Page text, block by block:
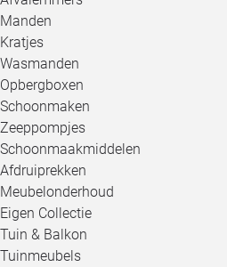
Manden
Kratjes
Wasmanden
Opbergboxen
Schoonmaken
Zeeppompjes
Schoonmaakmiddelen
Afdruiprekken
Meubelonderhoud
Eigen Collectie
Tuin & Balkon
Tuinmeubels